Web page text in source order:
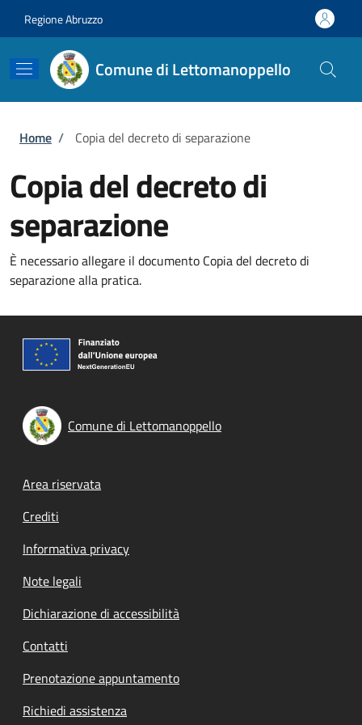
Regione Abruzzo
Comune di Lettomanoppello
Briciole di pane
Home / Copia del decreto di separazione
Copia del decreto di
separazione
È necessario allegare il documento Copia del decreto di
separazione alla pratica.
Comune di Lettomanoppello
Footer menu
Area riservata
Crediti
Informativa privacy
Note legali
Dichiarazione di accessibilità
Contatti
Prenotazione appuntamento
Richiedi assistenza